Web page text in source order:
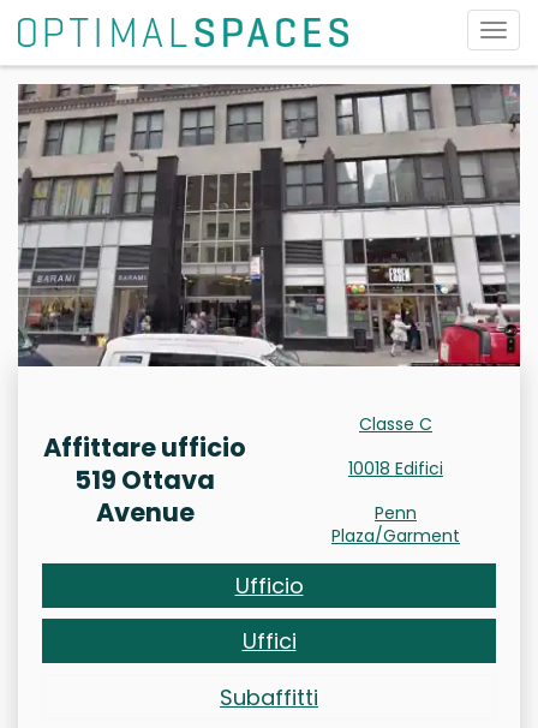
la
Affittare ufficio
519 Ottava
Avenue
Classe C
10018 Edifici
Penn
Plaza/Garment
Ufficio
Uffici
Subaffitti